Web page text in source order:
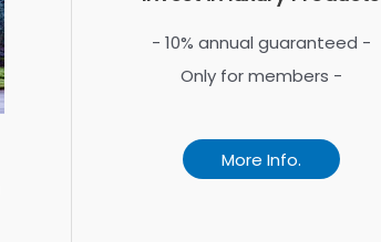
- 10% annual guaranteed -
Only for members -
More Info.